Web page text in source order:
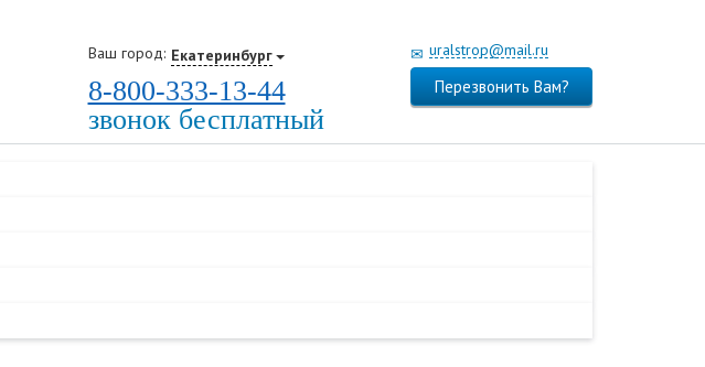
uralstrop@mail.ru
Перезвонить Вам?
Ваш город: Екатеринбург
8-800-333-13-44
звонок бесплатный